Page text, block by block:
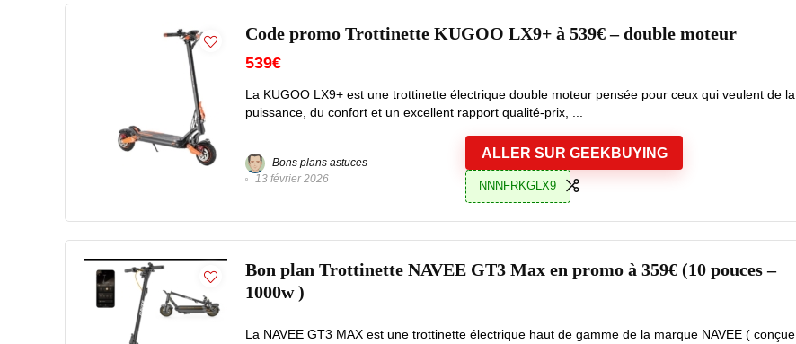
Code promo Trottinette KUGOO LX9+ à 539€ – double moteur
539€
La KUGOO LX9+ est une trottinette électrique double moteur pensée pour ceux qui veulent de la
puissance, du confort et un excellent rapport qualité‑prix, ...
Bons plans astuces
13 février 2026
ALLER SUR GEEKBUYING
NNNFRKGLX9
Bon plan Trottinette NAVEE GT3 Max en promo à 359€ (10 pouces –
1000w )
La NAVEE GT3 MAX est une trottinette électrique haut de gamme de la marque NAVEE ( conçue